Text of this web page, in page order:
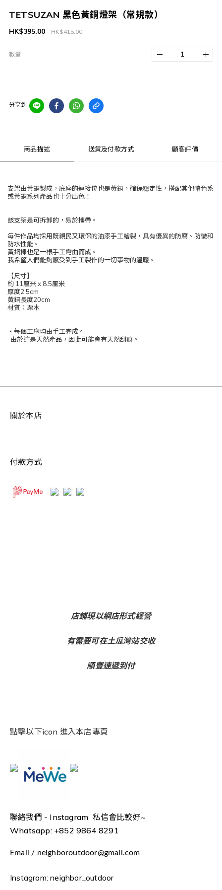
TETSUZAN 黑色黃銅燈架（常規款）
HK$415.00
HK$395.00
數量
分享到
商品描述 送貨及付款方式 顧客評價
支架由黃銅製成，底座的連接位也是黃銅，確保穏定性，搭配其他暗色系
或黃銅系列產品也十分出色！
該支架是可拆卸的，易於攜帶。
每件作品均採用既親民又環保的油漆手工繪製，具有優異的防腐、防黴和
防水性能。
黃銅棒也是一根手工彎曲而成。
我希望人們能夠感受到手工製作的一切事物的溫暖。
【尺寸】
約 11厘米 x 8.5厘米
厚度2.5cm
黃銅長度20cm
材質：栗木
・每個工序均由手工完成。
-由於這是天然產品，因此可能會有天然刮痕。
關於本店
付款方式
店鋪現以網店形式經營
有需要可在土瓜灣站交收
順豐速遞到付
點擊以下icon 進入本店專頁
聯絡我們 - Instagram 私信會比較好~
Whatsapp: +852 9864 8291
Email / neighboroutdoor@gmail.com
Instagram: neighbor_outdoor